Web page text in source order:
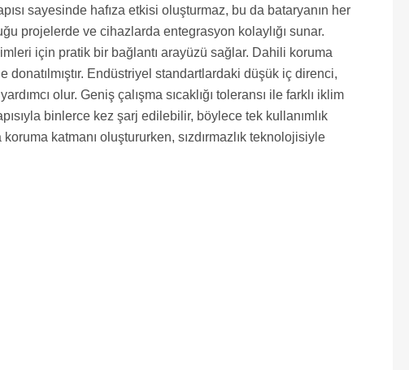
sayesinde hafıza etkisi oluşturmaz, bu da bataryanın her
projelerde ve cihazlarda entegrasyon kolaylığı sunar.
için pratik bir bağlantı arayüzü sağlar. Dahili koruma
donatılmıştır. Endüstriyel standartlardaki düşük iç direnci,
olur. Geniş çalışma sıcaklığı toleransı ile farklı iklim
binlerce kez şarj edilebilir, böylece tek kullanımlık
katmanı oluştururken, sızdırmazlık teknolojisiyle